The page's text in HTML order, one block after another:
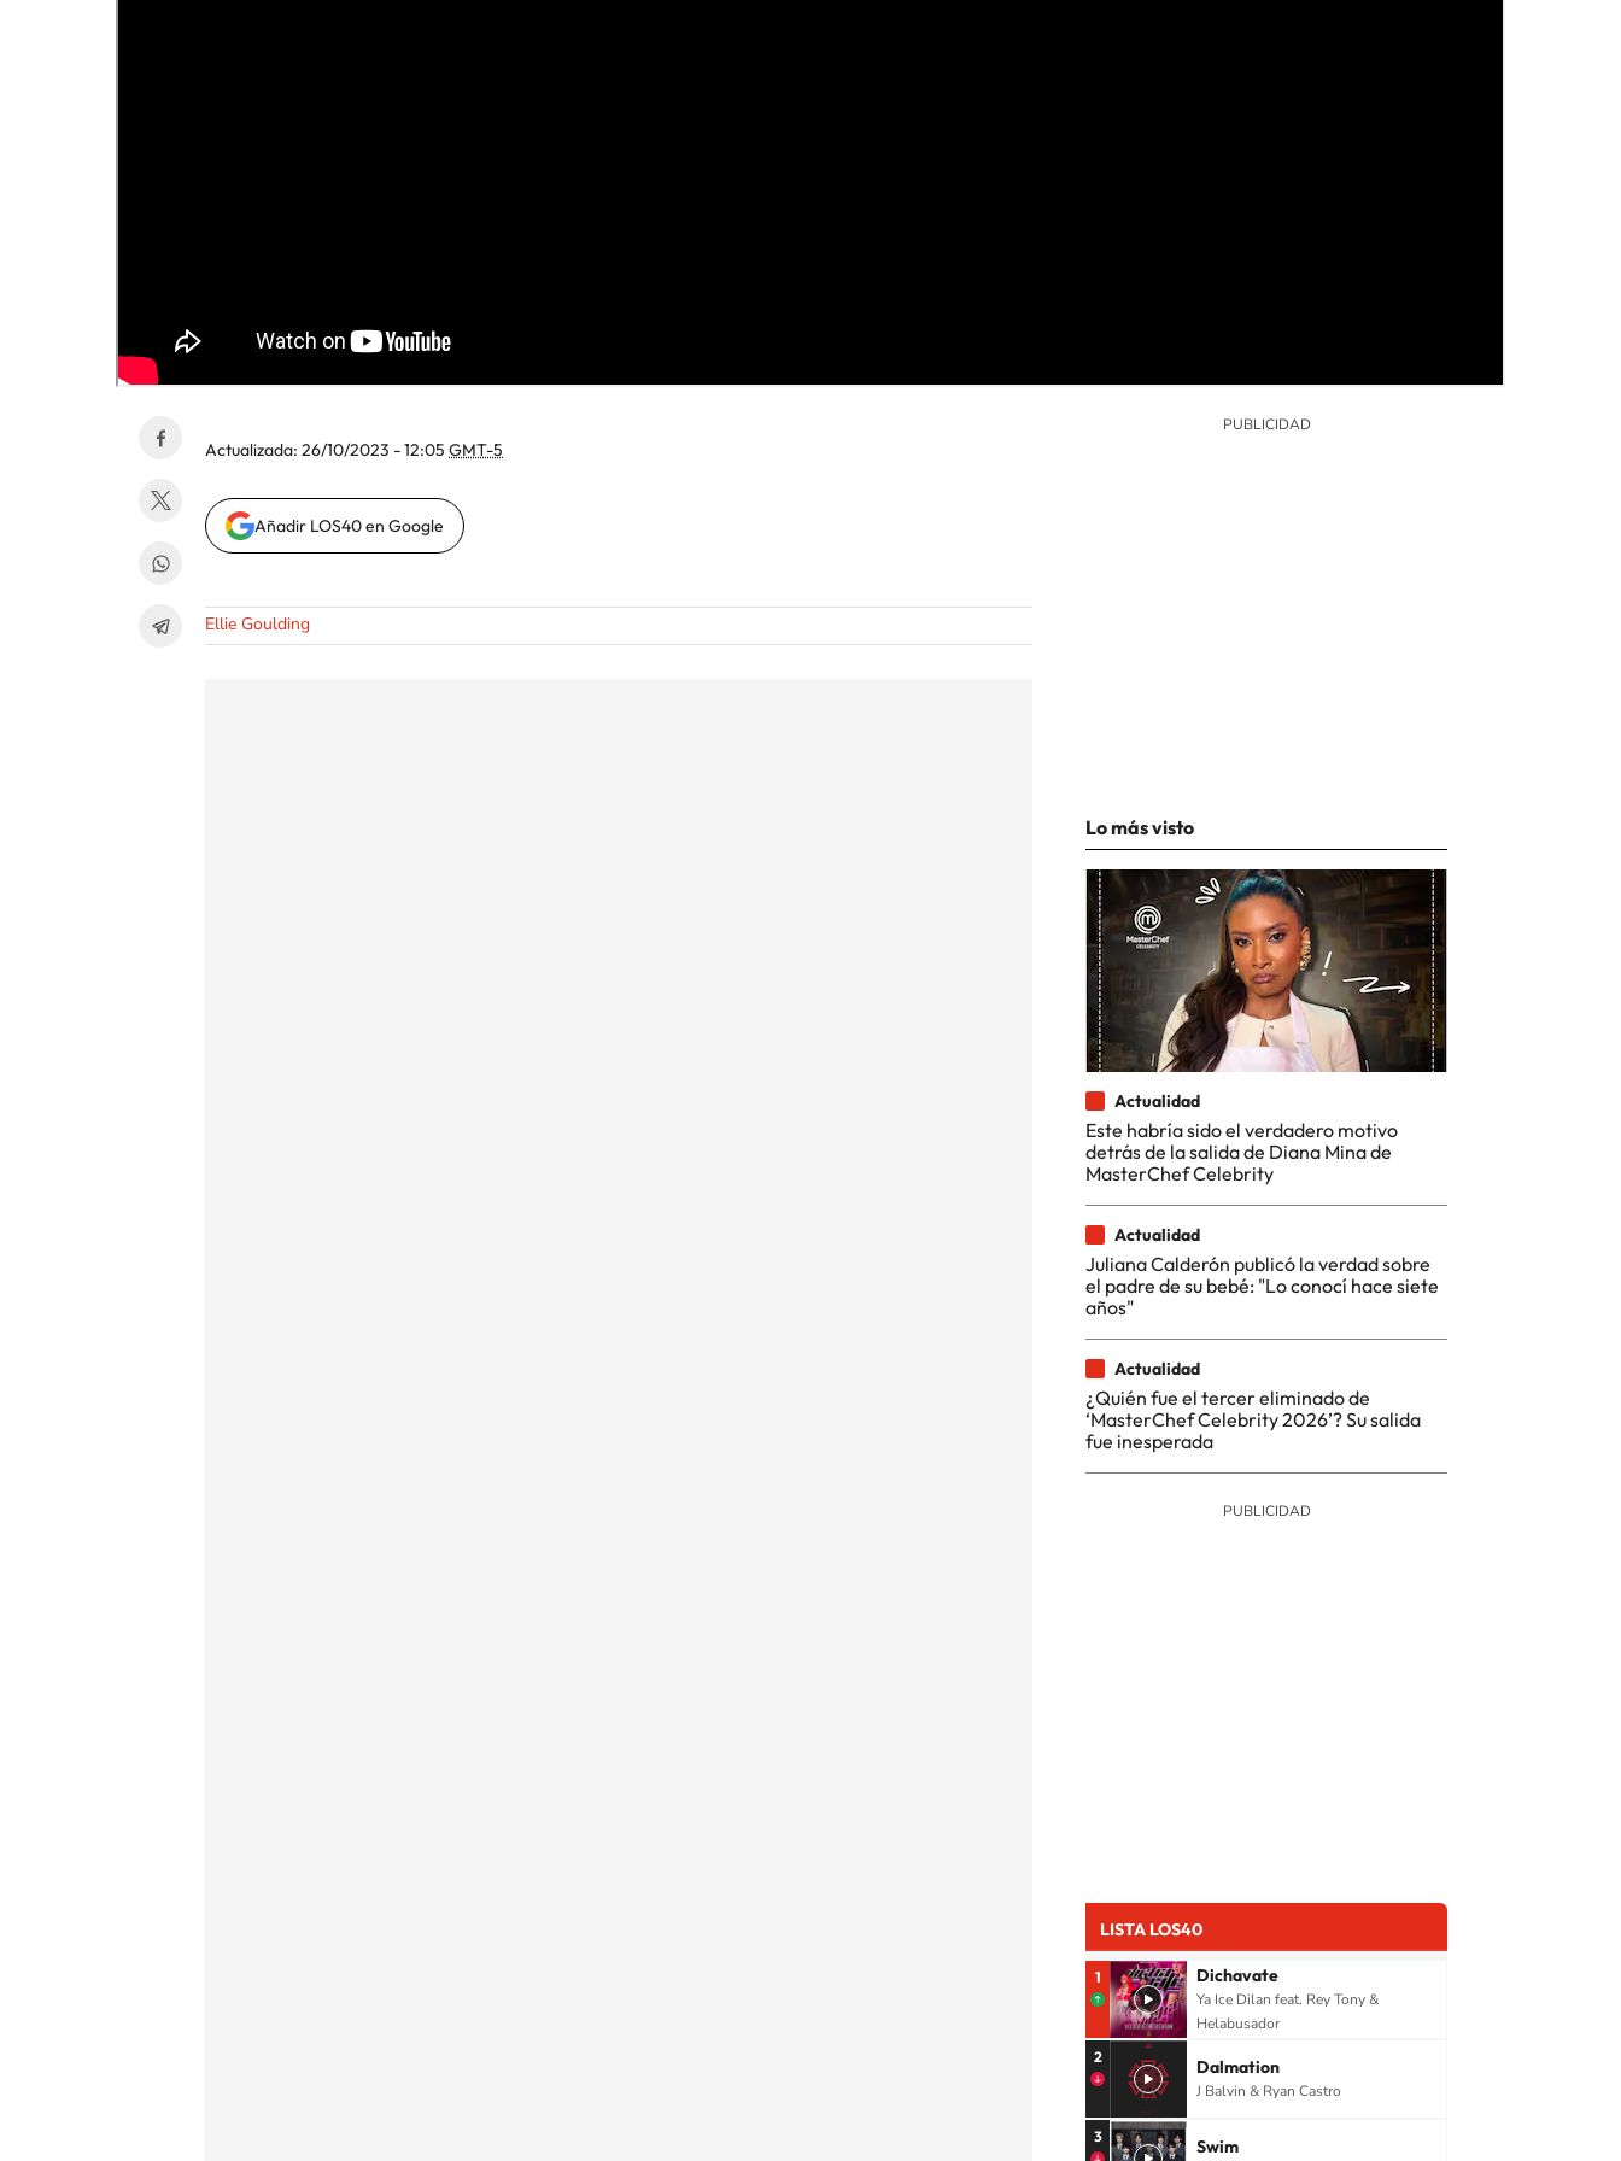
Actualizada: 26/10/2023 - 12:05 GMT-5
Añadir LOS40 en Google
Ellie Goulding
Lo más visto
Actualidad
Este habría sido el verdadero motivo
detrás de la salida de Diana Mina de
MasterChef Celebrity
Actualidad
Juliana Calderón publicó la verdad sobre
el padre de su bebé: "Lo conocí hace siete
años"
Actualidad
¿Quién fue el tercer eliminado de
‘MasterChef Celebrity 2026’? Su salida
fue inesperada
LISTA LOS40
1 Dichavate
Ya Ice Dilan feat. Rey Tony &
Helabusador
2 Dalmation
J Balvin & Ryan Castro
3 Swim